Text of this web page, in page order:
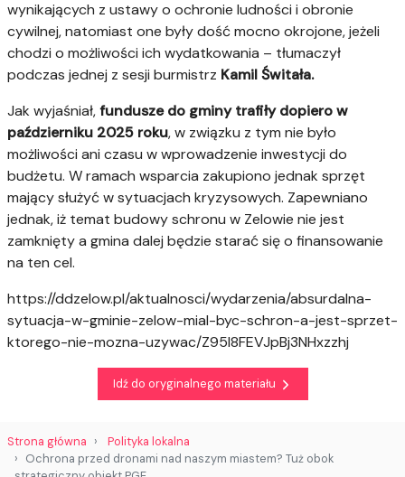
wynikających z ustawy o ochronie ludności i obronie
cywilnej, natomiast one były dość mocno okrojone, jeżeli
chodzi o możliwości ich wydatkowania – tłumaczył
podczas jednej z sesji burmistrz Kamil Świtała.
Jak wyjaśniał,fundusze do gminy trafiły dopiero w
październiku 2025 roku, w związku z tym nie było
możliwości ani czasu w wprowadzenie inwestycji do
budżetu. W ramach wsparcia zakupiono jednak sprzęt
mający służyć w sytuacjach kryzysowych. Zapewniano
jednak, iż temat budowy schronu w Zelowie nie jest
zamknięty a gmina dalej będzie starać się o finansowanie
na ten cel.
https://ddzelow.pl/aktualnosci/wydarzenia/absurdalna-
sytuacja-w-gminie-zelow-mial-byc-schron-a-jest-sprzet-
ktorego-nie-mozna-uzywac/Z95l8FEVJpBj3NHxzzhj
Idź do oryginalnego materiału
Strona główna
Polityka lokalna
Ochrona przed dronami nad naszym miastem? Tuż obok